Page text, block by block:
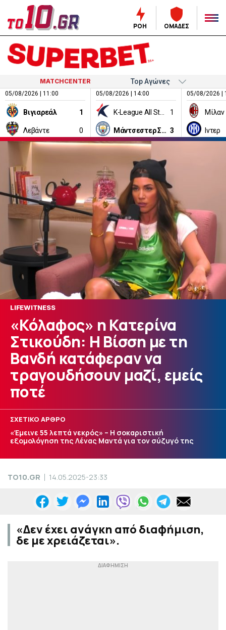
ΡΟΗ ΟΜΑΔΕΣ
MATCHCENTER
05/08/2026 | 11:00
Βιγιαρεάλ 1
Λεβάντε 0
05/08/2026 | 14:00
1
Μάντσεστερ Σίτι 3
05/08/2026 |
Μίλαν
Ιντερ
LIFEWITNESS
«Κόλαφος» η Κατερίνα
Στικούδη: Η Βίσση με τη
Βανδή κατάφεραν να
τραγουδήσουν μαζί, εμείς
ποτέ
ΣΧΕΤΙΚΟ ΑΡΘΡΟ
«Έμεινε 55 λεπτά νεκρός» – Η σοκαριστική
εξομολόγηση της Λένας Μαντά για τον σύζυγό της
TO10.GR 14.05.2025-23:33
«Δεν έχει ανάγκη από διαφήμιση,
δε με χρειάζεται».